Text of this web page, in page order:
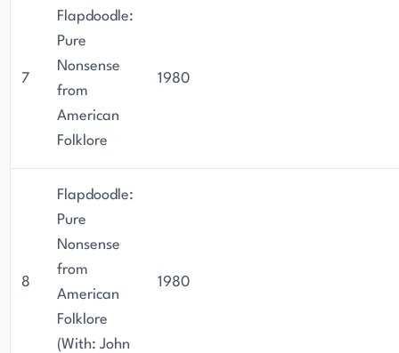
7
Flapdoodle:
Pure
Nonsense
from
American
Folklore
1980
8
Flapdoodle:
Pure
Nonsense
from
American
Folklore
(With: John
1980